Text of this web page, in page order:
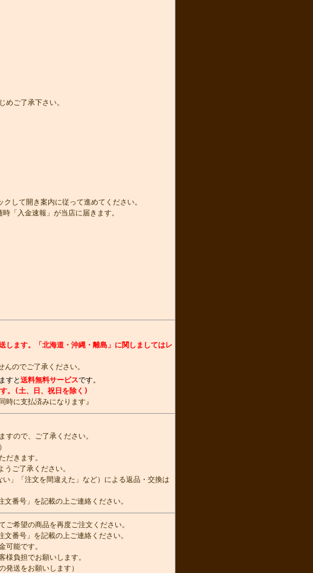
ご了承下さい。
して開き案内に従って進めてください。
「入金速報」が当店に届きます。
します。「北海道・沖縄・離島」に関しましてはレ
のでご了承ください。
すと送料無料サービスです。
。(土、日、祝日を除く)
時に支払済みになります』
すので、ご了承ください。
だきます。
ご了承ください。
」「注文を間違えた」など）による返品・交換は
番号」を記載の上ご連絡ください。
希望の商品を再度ご注文ください。
番号」を記載の上ご連絡ください。
可能です。
様負担でお願いします。
発送をお願いします）